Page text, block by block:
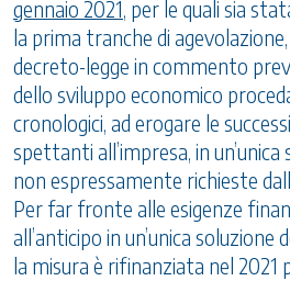
gennaio 2021, per le quali sia
la prima tranche di
decreto-legge in commento
dello sviluppo economico
cronologici, ad erogare le
spettanti all’impresa, in un’unica
non espressamente richieste
Per far fronte alle esigenze
all’anticipo in un’unica soluzione
la misura è rifinanziata nel 2021